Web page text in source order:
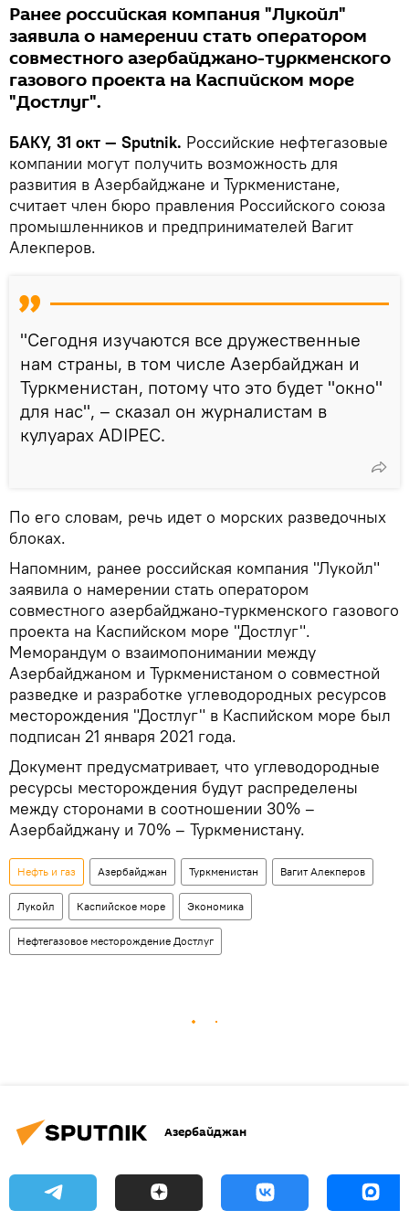
Ранее российская компания "Лукойл"
заявила о намерении стать оператором
совместного азербайджано-туркменского
газового проекта на Каспийском море
"Достлуг".
БАКУ, 31 окт — Sputnik. Российские нефтегазовые
компании могут получить возможность для
развития в Азербайджане и Туркменистане,
считает член бюро правления Российского союза
промышленников и предпринимателей Вагит
Алекперов.
"Сегодня изучаются все дружественные
нам страны, в том числе Азербайджан и
Туркменистан, потому что это будет "окно"
для нас", – сказал он журналистам в
кулуарах ADIPEC.
По его словам, речь идет о морских разведочных
блоках.
Напомним, ранее российская компания "Лукойл"
заявила о намерении стать оператором
совместного азербайджано-туркменского газового
проекта на Каспийском море "Достлуг".
Меморандум о взаимопонимании между
Азербайджаном и Туркменистаном о совместной
разведке и разработке углеводородных ресурсов
месторождения "Достлуг" в Каспийском море был
подписан 21 января 2021 года.
Документ предусматривает, что углеводородные
ресурсы месторождения будут распределены
между сторонами в соотношении 30% –
Азербайджану и 70% – Туркменистану.
Нефть и газ Азербайджан Туркменистан Вагит Алекперов
Лукойл Каспийское море Экономика
Нефтегазовое месторождение Достлуг
Азербайджан